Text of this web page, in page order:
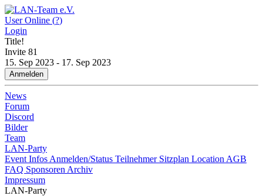
User Online (?)
Login
Title!
Invite 81
15. Sep 2023 - 17. Sep 2023
Anmelden
News
Forum
Discord
Bilder
Team
LAN-Party
Event Infos Anmelden/Status Teilnehmer Sitzplan Location AGB
FAQ Sponsoren Archiv
Impressum
LAN-Party